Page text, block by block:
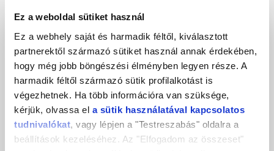
Ez a weboldal sütiket használ
Ez a webhely saját és harmadik féltől, kiválasztott
partnerektől származó sütiket használ annak érdekében,
hogy még jobb böngészési élményben legyen része. A
harmadik féltől származó sütik profilalkotást is
végezhetnek. Ha több információra van szüksége,
kérjük, olvassa el a sütik használatával kapcsolatos
tudnivalókat , vagy lépjen a "Testreszabás" oldalra a
beállítások kezeléséhez. Az "Elfogadom az összeset"
Hosting – Minden,
Amit Tudnod Kell
JÚN 11, 2025